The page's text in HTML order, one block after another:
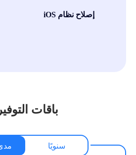
إصلاح نظام iOS
باقات
سنويًا